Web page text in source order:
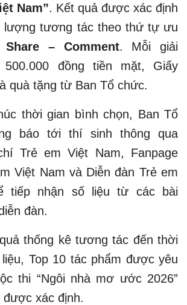
Nam”. Kết quả được xác định
lượng tương tác theo thứ tự ưu
– Comment. Mỗi giải
đồng tiền mặt, Giấy
quà tặng từ Ban Tổ chức.
thời gian bình chọn, Ban Tổ
báo tới thí sinh thông qua
Trẻ em Việt Nam, Fanpage
Việt Nam và Diễn đàn Trẻ em
tiếp nhận số liệu từ các bài
đàn.
thống kê tương tác đến thời
Top 10 tác phẩm được yêu
thi “Ngôi nhà mơ ước 2026”
xác định.